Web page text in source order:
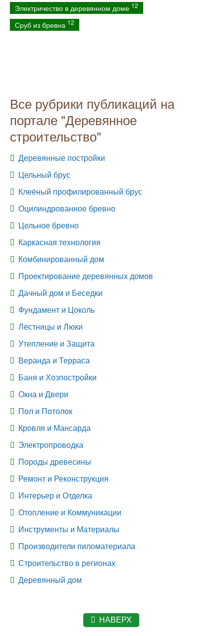
Электричество в деревянном доме 12
Сруб из бревна 12
Все рубрики публикаций на
портале "Деревянное
строительство"
Деревянные постройки
Цельный брус
Клеёный профилированный брус
Оцилиндрованное бревно
Цельное бревно
Каркасная технология
Комбинированный дом
Проектирование деревянных домов
Дачный дом и Беседки
Фундамент и Цоколь
Лестницы и Люки
Утепление и Защита
Веранда и Терраса
Баня и Хозпостройки
Окна и Двери
Пол и Потолок
Кровля и Мансарда
Электропроводка
Породы древесины
Ремонт и Реконструкция
Интерьер и Отделка
Отопление и Коммуникации
Инструменты и Материалы
Производители пиломатериала
Строительство в регионах
Деревянный дом
НАВЕРХ